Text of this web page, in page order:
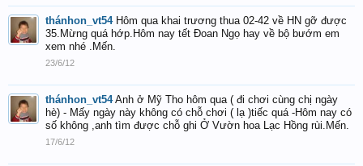
thánhon_vt54 Hôm qua khai trương thua 02-42 về HN gỡ được
35.Mừng quá hớp.Hôm nay tết Đoan Ngọ hay về bộ bướm em
xem nhé .Mến.
23/6/12
thánhon_vt54 Anh ở Mỹ Tho hôm qua ( đi chơi cùng chị ngày
hè) - Mấy ngày này không có chỗ chơi ( lạ )tiếc quá -Hôm nay có
số không ,anh tìm được chỗ ghi Ở Vườn hoa Lạc Hồng rùi.Mến.
17/6/12